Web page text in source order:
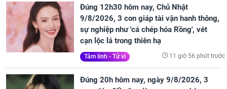
Đúng 12h30 hôm nay, Chủ Nhật
9/8/2026, 3 con giáp tài vận hanh thông,
sự nghiệp như 'cá chép hóa Rồng', vét
cạn lộc lá trong thiên hạ
Tâm linh - Tử vi 11 giờ 56 phút trước
Đúng 20h hôm nay, ngày 9/8/2026, 3